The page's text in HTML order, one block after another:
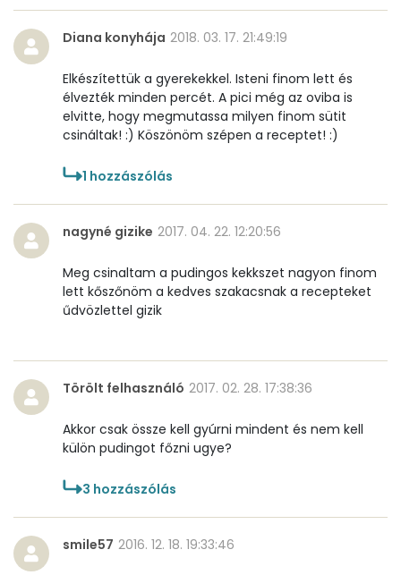
D vitamin:
0 micro
K vitamin:
58 micro
Riboflavin - B2 vitamin:
Niacin - B3 vitamin:
1 mg
Pantoténsav - B5 vitamin:
Kolin:
14 mg
Retinol - A vitamin:
480 micro
α-karotin
β-karotin
381 micro
Diana konyhája 2018. 03. 17. 21:49:19
Elkészítettük a gyerekekkel. Isteni finom lett és
élvezték minden percét. A pici még az oviba is
elvitte, hogy megmutassa milyen finom sütit
csináltak! :) Köszönöm szépen a receptet! :)
1 hozzászólás
nagyné gizike 2017. 04. 22. 12:20:56
Meg csinaltam a pudingos kekkszet nagyon finom
lett kőszőnöm a kedves szakacsnak a recepteket
űdvözlettel gizik
Törölt felhasználó 2017. 02. 28. 17:38:36
Akkor csak össze kell gyúrni mindent és nem kell
külön pudingot főzni ugye?
3 hozzászólás
smile57 2016. 12. 18. 19:33:46